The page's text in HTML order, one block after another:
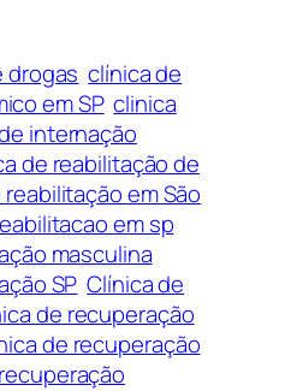
drogas clínica de
em SP clinica
internação
de reabilitação de
em São
em sp
masculina
SP Clínica de
de recuperação
de recuperação